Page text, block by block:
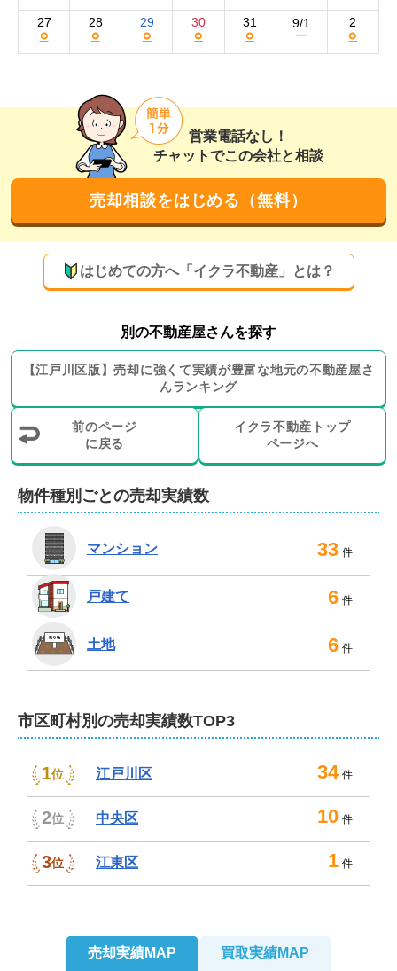
営業電話なし！
チャットでこの会社と相談
売却相談をはじめる（無料）
はじめての方へ「イクラ不動産」とは？
別の不動産屋さんを探す
【江戸川区版】売却に強くて実績が豊富な地元の不動産屋さ
んランキング
前のページ
に戻る
イクラ不動産トップ
ページへ
27
○
28
○
29
○
30
○
31
○
9/1
ー
2
○
さらに、近隣の購入希望者に向けたチラシのポスティン
グや看板の設置、オープンハウスの開催も実施。広告の
皆様から新しいお客様や購入希望者をご紹介いただくこ
とが多い点も、地域密着営業を目指している弊社ならで
はの強みです。
ません。売主様のご要望に沿った売却活動をいたします
ので、お気兼ねなくお申し付けください。
買取での売却にも対応可能！リフォームや解体
弊社では、仲介だけでなく買取による売却をお選びいた
だくことも可能です。すぐに現金化を希望される場合や
周囲に知られずに売却したい場合も、安心してご相談い
また、売却に伴うリフォームや更地にするための解体工
ておりますので、売却物件に残置物や不用品がある場合
丁寧なヒアリングで、売主様にとってベストな方法をお
選びいただけるようご提案すると共に、ご相談には親身
に応じてサポートさせていただきますので、不動産に関
するお悩みやお困り事なら、ぜひ弊社にお任せくださ
い。
ください！
おりますので、複雑な事情が絡む案件も安心してご相談
売却、住み替えの売却などにも対応可能です。
過去には、住み替えをされるお客様のご売却をサポート
ご相談や査定は無料。守秘義務も厳守いたします。お車
物件種別ごとの売却実績数
マンション 33 件
戸建て 6 件
土地 6 件
市区町村別の売却実績数TOP3
1位 江戸川区 34 件
2位 中央区 10 件
3位 江東区 1 件
売却実績MAP 買取実績MAP